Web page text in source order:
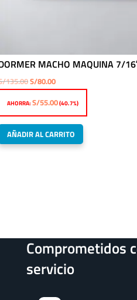
MACHO MAQUINA 7/
135.00El
era:
S/135.00.
S/80.00El
es:
S/80.00.
AHORRA:S/55.00(40.7%)
AÑADIR AL CARRITO
Comprometidos
servicio